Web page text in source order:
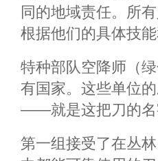
同的地域责任。所
根据他们的具体技
特种部队空降师（
有国家。这些单位
——就是这把刀的名
第一组接受了在丛